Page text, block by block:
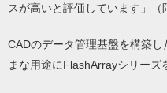
スが高いと評価しています」（
CADのデータ管理基盤を構築
まな用途にFlashArrayシリーズ